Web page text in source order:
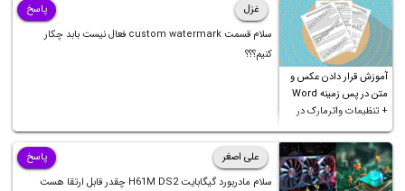
آموزش قرار دادن عکس و
متن در پس زمینه Word
+ تنظیمات واترمارک در
ورد
غزل
سلام قسمت custom watermark فعال نیست بابد چکار
کنیم؟؟؟
پاسخ
علی اصغر
سلام مادربورد گیگابایت H61M DS2 چقدر قابل ارتقا هست
پاسخ